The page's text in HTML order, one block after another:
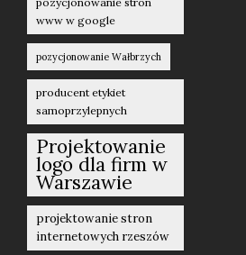
www w google
pozycjonowanie Wałbrzych
producent etykiet
samoprzylepnych
Projektowanie
logo dla firm w
Warszawie
projektowanie stron
internetowych rzeszów